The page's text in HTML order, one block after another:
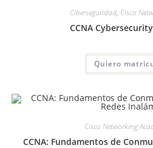
Ciberseguridad, Cisco
CCNA
Quiero
Cisco Networking
CCNA: Fundamentos de